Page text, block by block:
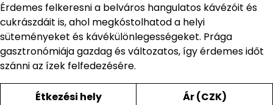
Érdemes felkeresni a belváros hangulatos kávézóit és
cukrászdáit is, ahol megkóstolhatod a helyi
süteményeket és kávékülönlegességeket. Prága
gasztronómiája gazdag és változatos, így érdemes időt
szánni az ízek felfedezésére.
Étkezési hely Ár (CZK)